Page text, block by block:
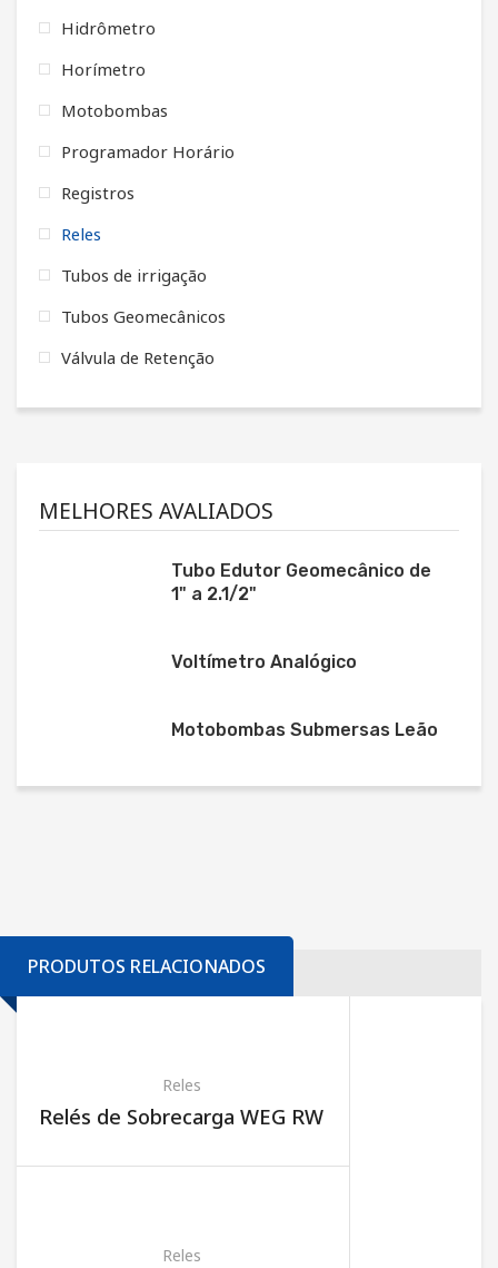
Hidrômetro
Horímetro
Motobombas
Programador Horário
Registros
Reles
Tubos de irrigação
Tubos Geomecânicos
Válvula de Retenção
MELHORES AVALIADOS
Tubo Edutor Geomecânico de
1" a 2.1/2"
Voltímetro Analógico
Motobombas Submersas Leão
PRODUTOS RELACIONADOS
Reles
Relés de Sobrecarga WEG RW
Reles